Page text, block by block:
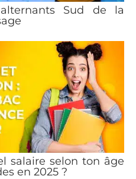
Sud de la
salaire selon ton âge
en 2025 ?